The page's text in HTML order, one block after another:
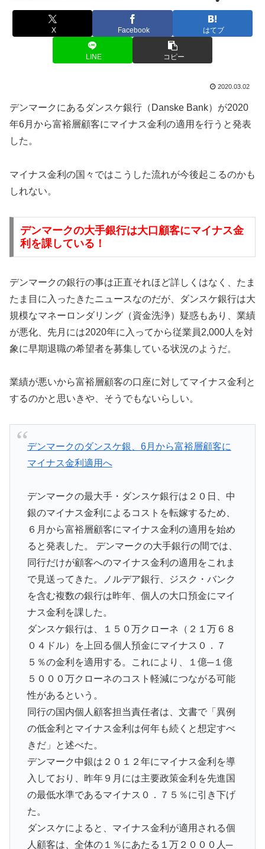
X Facebook はてブ
LINE コピー
2020.03.02
デンマークにあるダンスケ銀行（Danske Bank）が2020
年6月から富裕層顧客にマイナス金利の適用を行うと発表
した。
マイナス金利の国々ではこうした流れが今後起こるのかも
しれない。
デンマークの大手銀行は大口顧客にマイナス金
利を課している！
デンマークの銀行の事は正直それほど詳しくはなく、たま
たま目に入ったきたニュースなのだが、ダンスケ銀行は大
規模なマネーロンダリング（資金洗浄）疑惑もあり、業績
が悪化、先月には2020年に入ってから従業員2,000人を対
象に早期退職の希望者を募集している状況のようだ。
業績が悪いから富裕層顧客の口座に対してマイナス金利と
するのかと思いきや、そうでもないらしい。
デンマークのダンスケ銀、6月から富裕層顧客に
マイナス金利適用へ
デンマークの最大手・ダンスケ銀行は２０日、中
銀のマイナス金利によるコストを転嫁するため、
６月から富裕層顧客にマイナス金利の適用を始め
ると発表した。 デンマークの大手銀行の間では、
同行だけが顧客へのマイナス金利の適用をこれま
で見送ってきた。ノルデア銀行、ジスク・バンク
を含む複数の銀行は昨年、個人の大口預金にマイ
ナス金利を課した。
ダンスケ銀行は、１５０万クローネ（２１万６８
０４ドル）を上回る個人預金にマイナス０．７
５％の金利を適用する。これにより、１億─１億
５０００万クローネのコスト軽減につながる可能
性があるという。
同行の国内個人顧客担当責任者は、文書で「異例
の低金利とマイナス金利は何年も続くと想定すべ
きだ」と述べた。
デンマーク中銀は２０１２年にマイナス金利を導
入しており、昨年９月には主要政策金利を先進国
の最低水準であるマイナス０．７５％に引き下げ
た。
ダンスケによると、マイナス金利が適用される個
人顧客は、全体の１％にあたる１万２０００人─